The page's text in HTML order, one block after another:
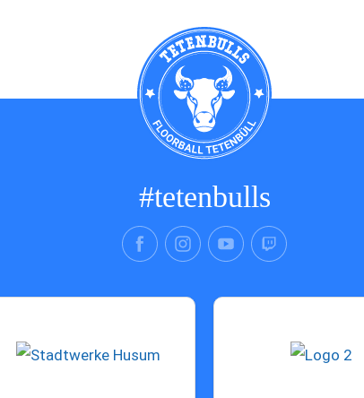
#tetenbulls